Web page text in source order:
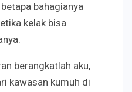
bahagianya
kelak bisa
berangkatlah aku,
kawasan kumuh di